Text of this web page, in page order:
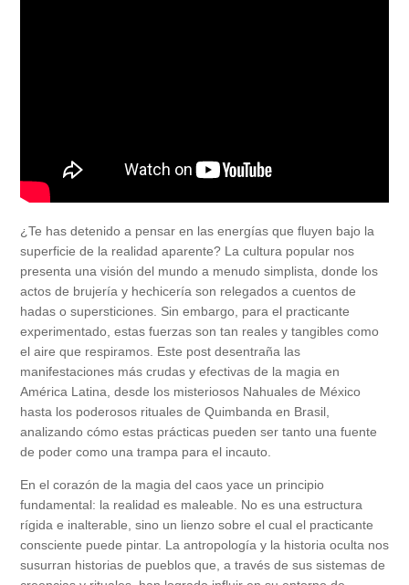
¿Te has detenido a pensar en las energías que fluyen bajo la
superficie de la realidad aparente? La cultura popular nos
presenta una visión del mundo a menudo simplista, donde los
actos de brujería y hechicería son relegados a cuentos de
hadas o supersticiones. Sin embargo, para el practicante
experimentado, estas fuerzas son tan reales y tangibles como
el aire que respiramos. Este post desentraña las
manifestaciones más crudas y efectivas de la magia en
América Latina, desde los misteriosos Nahuales de México
hasta los poderosos rituales de Quimbanda en Brasil,
analizando cómo estas prácticas pueden ser tanto una fuente
de poder como una trampa para el incauto.
En el corazón de la magia del caos yace un principio
fundamental: la realidad es maleable. No es una estructura
rígida e inalterable, sino un lienzo sobre el cual el practicante
consciente puede pintar. La antropología y la historia oculta nos
susurran historias de pueblos que, a través de sus sistemas de